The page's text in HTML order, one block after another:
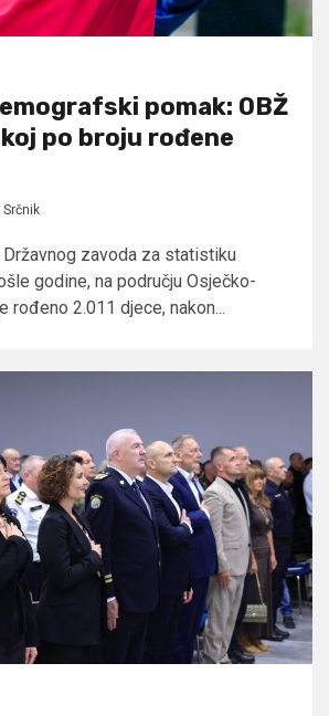
pomak: OBŽ
po broju rođene
Srčnik
zavoda za statistiku
godine, na području Osječko-
rođeno 2.011 djece, nakon...